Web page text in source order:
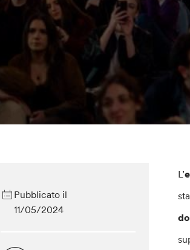
Pubblicato il
11/05/2024
L’